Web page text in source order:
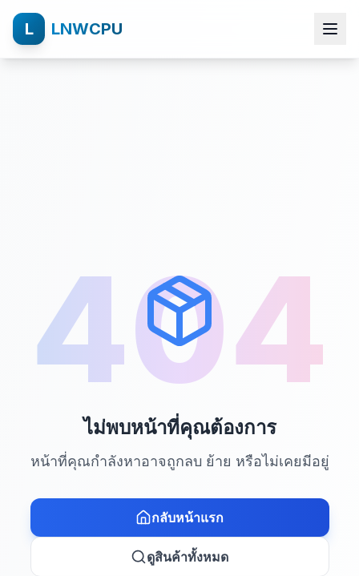
L LNWCPU
404
ไม่พบหน้าที่คุณต้องการ
หน้าที่คุณกำลังหาอาจถูกลบ ย้าย หรือไม่เคยมีอยู่
กลับหน้าแรก
ดูสินค้าทั้งหมด